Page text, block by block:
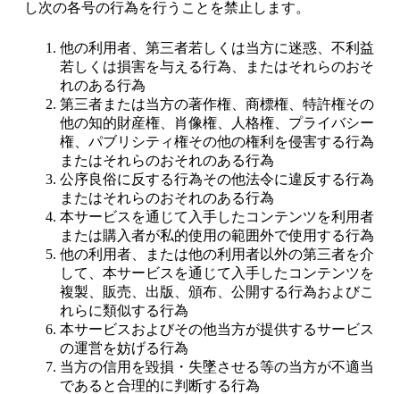
し次の各号の行為を行うことを禁止します。
他の利用者、第三者若しくは当方に迷惑、不利益
若しくは損害を与える行為、またはそれらのおそ
れのある行為
第三者または当方の著作権、商標権、特許権その
他の知的財産権、肖像権、人格権、プライバシー
権、パブリシティ権その他の権利を侵害する行為
またはそれらのおそれのある行為
公序良俗に反する行為その他法令に違反する行為
またはそれらのおそれのある行為
本サービスを通じて入手したコンテンツを利用者
または購入者が私的使用の範囲外で使用する行為
他の利用者、または他の利用者以外の第三者を介
して、本サービスを通じて入手したコンテンツを
複製、販売、出版、頒布、公開する行為およびこ
れらに類似する行為
本サービスおよびその他当方が提供するサービス
の運営を妨げる行為
当方の信用を毀損・失墜させる等の当方が不適当
であると合理的に判断する行為